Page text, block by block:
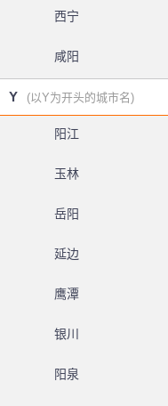
西宁
咸阳
Y (以Y为开头的城市名)
阳江
玉林
岳阳
延边
鹰潭
银川
阳泉